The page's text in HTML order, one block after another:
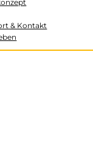
& Kontakt